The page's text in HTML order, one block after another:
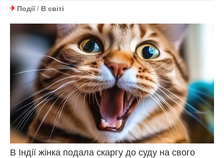
Події/ В світі
В Індії жінка подала скаргу до суду на свого